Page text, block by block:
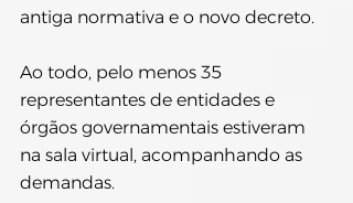
antiga normativa e o novo decreto.
Ao todo, pelo menos 35
representantes de entidades e
órgãos governamentais estiveram
na sala virtual, acompanhando as
demandas.